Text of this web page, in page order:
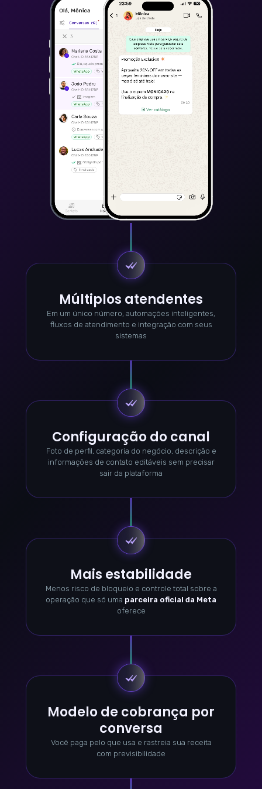
Múltiplos atendentes
Em um único número, automações inteligentes,
fluxos de atendimento e integração com seus
sistemas
Configuração do canal
Foto de perfil, categoria do negócio, descrição e
informações de contato editáveis sem precisar
sair da plataforma
Mais estabilidade
Menos risco de bloqueio e controle total sobre a
operação que só uma parceira oficial da Meta
oferece
Modelo de cobrança por
conversa
Você paga pelo que usa e rastreia sua receita
com previsibilidade